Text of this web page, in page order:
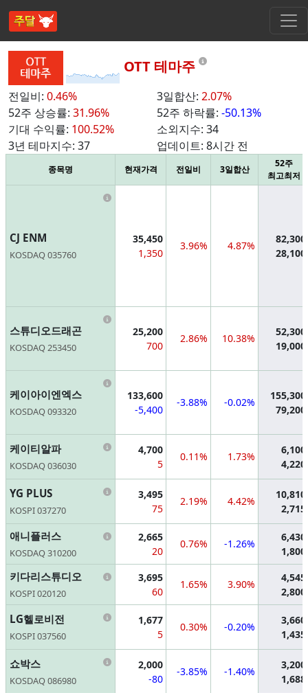
OTT 테마주 Information
전일비: 0.46% 3일합산: 2.07%
52주 상승률: 31.96% 52주 하락률: -50.13%
기대 수익률: 100.52% 소외지수: 34
3년 테마지수: 37 업데이트: 8시간 전
종목명 현재가격 전일비 3일합산
52주
최고최저
CJ ENM
KOSDAQ 035760
Information
35,450
1,350
3.96% 4.87%
82,300
28,100
스튜디오드래곤
KOSDAQ 253450
Information
25,200
700
2.86% 10.38%
52,300
19,000
케이아이엔엑스
KOSDAQ 093320
Information
133,600
-5,400
-3.88% -0.02%
155,300
79,200
케이티알파
KOSDAQ 036030
Information
4,700
5
0.11% 1.73%
6,100
4,220
YG PLUS
KOSPI 037270
Information
3,495
75
2.19% 4.42%
10,810
2,715
애니플러스
KOSDAQ 310200
Information
2,665
20
0.76% -1.26%
6,430
1,800
키다리스튜디오
KOSPI 020120
Information
3,695
60
1.65% 3.90%
4,545
2,800
LG헬로비전
KOSPI 037560
Information
1,677
5
0.30% -0.20%
3,660
1,435
쇼박스
KOSDAQ 086980
Information
2,000
-80
-3.85% -1.40%
3,200
1,688